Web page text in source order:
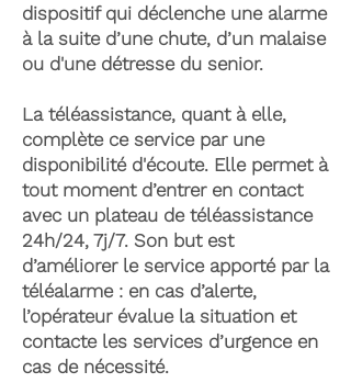
dispositif qui déclenche une alarme
à la suite d’une chute, d’un malaise
ou d'une détresse du senior.
La téléassistance, quant à elle,
complète ce service par une
disponibilité d'écoute. Elle permet à
tout moment d’entrer en contact
avec un plateau de téléassistance
24h/24, 7j/7. Son but est
d’améliorer le service apporté par la
téléalarme : en cas d’alerte,
l’opérateur évalue la situation et
contacte les services d’urgence en
cas de nécessité.